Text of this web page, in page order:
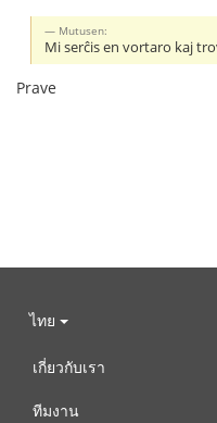
Mutusen:
Mi serĉis en vortaro kaj
Prave
ไทย
เกี่ยวกับเรา
ทีมงาน